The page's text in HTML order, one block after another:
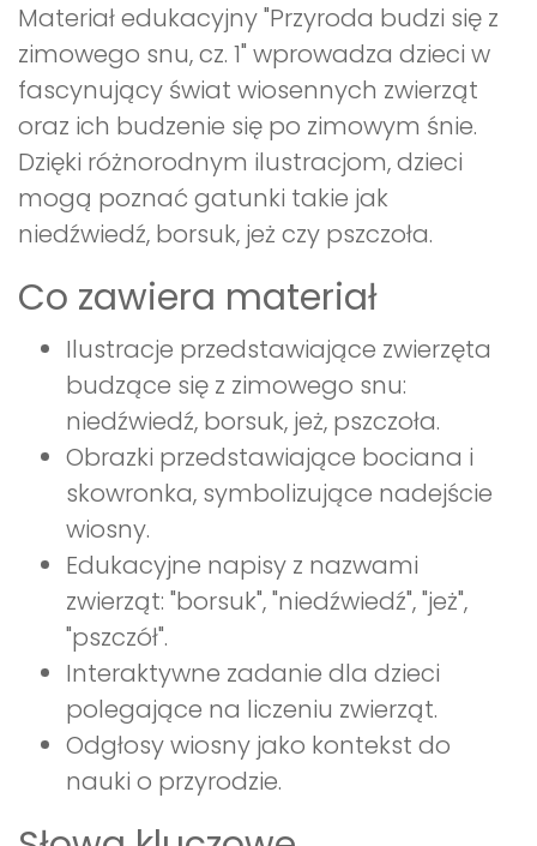
Materiał edukacyjny "Przyroda budzi się z
zimowego snu, cz. 1" wprowadza dzieci w
fascynujący świat wiosennych zwierząt
oraz ich budzenie się po zimowym śnie.
Dzięki różnorodnym ilustracjom, dzieci
mogą poznać gatunki takie jak
niedźwiedź, borsuk, jeż czy pszczoła.
Co zawiera materiał
Ilustracje przedstawiające zwierzęta
budzące się z zimowego snu:
niedźwiedź, borsuk, jeż, pszczoła.
Obrazki przedstawiające bociana i
skowronka, symbolizujące nadejście
wiosny.
Edukacyjne napisy z nazwami
zwierząt: "borsuk", "niedźwiedź", "jeż",
"pszczół".
Interaktywne zadanie dla dzieci
polegające na liczeniu zwierząt.
Odgłosy wiosny jako kontekst do
nauki o przyrodzie.